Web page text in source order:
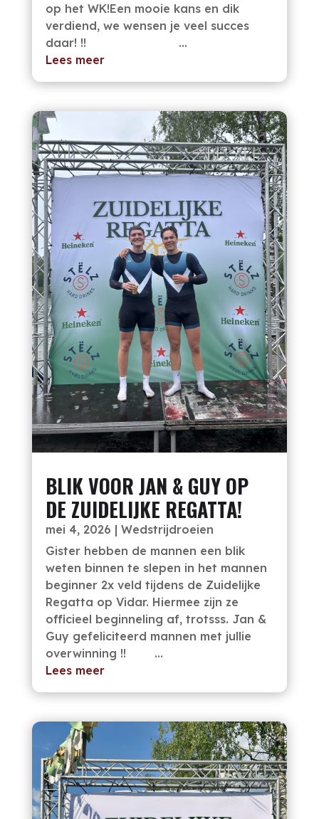
op het WK!Een mooie kans en dik
verdiend, we wensen je veel succes
daar! !! ...
Lees meer
BLIK VOOR JAN & GUY OP
DE ZUIDELIJKE REGATTA!
mei 4, 2026 | Wedstrijdroeien
Gister hebben de mannen een blik
weten binnen te slepen in het mannen
beginner 2x veld tijdens de Zuidelijke
Regatta op Vidar. Hiermee zijn ze
officieel beginneling af, trotsss. Jan &
Guy gefeliciteerd mannen met jullie
overwinning !! ...
Lees meer